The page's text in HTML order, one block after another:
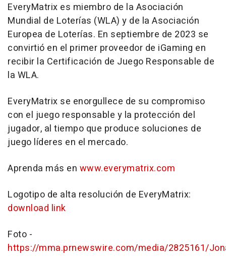
EveryMatrix es miembro de la Asociación
Mundial de Loterías (WLA) y de la Asociación
Europea de Loterías. En septiembre de 2023 se
convirtió en el primer proveedor de iGaming en
recibir la Certificación de Juego Responsable de
la WLA.
EveryMatrix se enorgullece de su compromiso
con el juego responsable y la protección del
jugador, al tiempo que produce soluciones de
juego líderes en el mercado.
Aprenda más en www.everymatrix.com
Logotipo de alta resolución de EveryMatrix:
download link
Foto -
https://mma.prnewswire.com/media/2825161/